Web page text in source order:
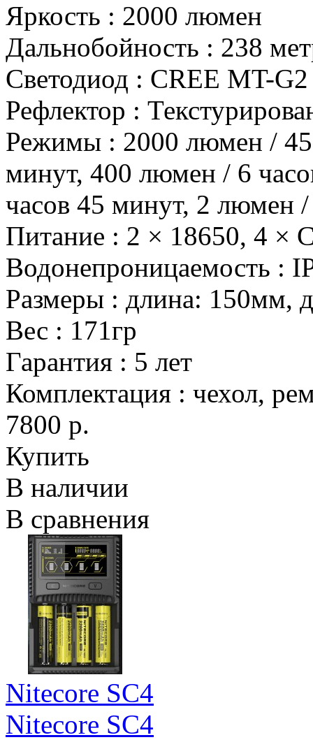
Яркость : 2000 люмен
Дальнобойность : 238
Светодиод : CREE MT-G2
Рефлектор :
Режимы : 2000 люмен /
минут, 400 люмен / 6
часов 45 минут, 2 люмен /
Питание : 2 × 18650, 4 ×
Водонепроницаемость :
Размеры : длина: 150мм,
Вес : 171гр
Гарантия : 5 лет
Комплектация : чехол,
7800 р.
Купить
В наличии
В сравнения
Nitecore SC4
Nitecore SC4